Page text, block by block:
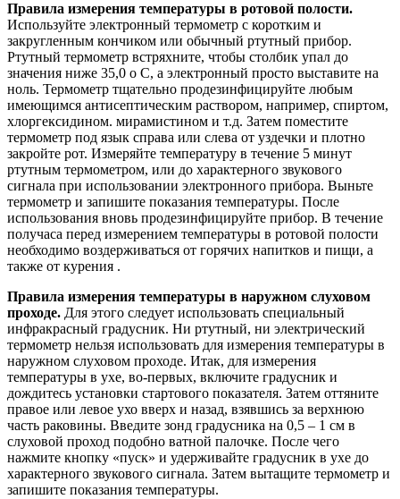
Правила измерения температуры в ротовой полости.
Используйте электронный термометр с коротким и
закругленным кончиком или обычный ртутный прибор.
Ртутный термометр встряхните, чтобы столбик упал до
значения ниже 35,0 o С, а электронный просто выставите на
ноль. Термометр тщательно продезинфицируйте любым
имеющимся антисептическим раствором, например, спиртом,
хлоргексидином. мирамистином и т.д. Затем поместите
термометр под язык справа или слева от уздечки и плотно
закройте рот. Измеряйте температуру в течение 5 минут
ртутным термометром, или до характерного звукового
сигнала при использовании электронного прибора. Выньте
термометр и запишите показания температуры. После
использования вновь продезинфицируйте прибор. В течение
получаса перед измерением температуры в ротовой полости
необходимо воздерживаться от горячих напитков и пищи, а
также от курения .
Правила измерения температуры в наружном слуховом
проходе. Для этого следует использовать специальный
инфракрасный градусник. Ни ртутный, ни электрический
термометр нельзя использовать для измерения температуры в
наружном слуховом проходе. Итак, для измерения
температуры в ухе, во-первых, включите градусник и
дождитесь установки стартового показателя. Затем оттяните
правое или левое ухо вверх и назад, взявшись за верхнюю
часть раковины. Введите зонд градусника на 0,5 – 1 см в
слуховой проход подобно ватной палочке. После чего
нажмите кнопку «пуск» и удерживайте градусник в ухе до
характерного звукового сигнала. Затем вытащите термометр и
запишите показания температуры.